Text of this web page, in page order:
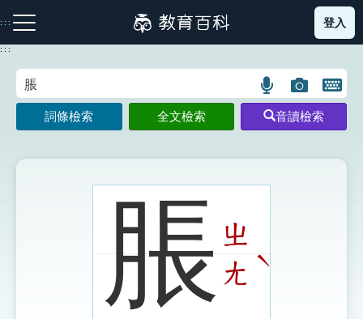
到
主
:::
注音索引圖示 筆畫索引圖示 部首索引表圖示
登入
:::
語
言
搜
示
圖
片
搜
開
鍵
圖
詞條檢索 全文檢索 音讀檢索
脹ㄓ
ㄤˋ